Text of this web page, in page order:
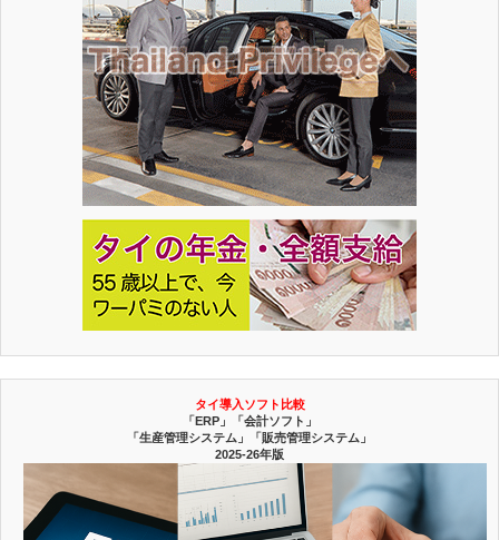
タイ導入ソフト比較
「ERP」「会計ソフト」
「生産管理システム」「販売管理システム」
2025-26年版